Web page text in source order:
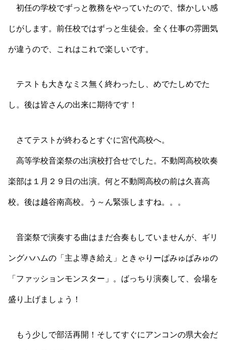
初任の学校でずっと教務をやっていたので、懐かしい感
じがします。前任校ではずっと生徒会。全く仕事の雰囲気
が違うので、これはこれで楽しいです。
テストも大きなミス無く終わったし、めでたしめでた
し。後は皆さんの出来に期待です！
さてテストが終わるとすぐに宮代高校へ。
高等学校音楽祭の出演校打合せでした。不動岡高校吹奏
楽部は１月２９日の出演。何と不動岡高校の前は久喜高
校。後は越谷南高校。う～ん緊張しますね。。。
音楽祭で演奏する曲はまだ合奏もしていませんが、ギリ
ングハハムの「主よ導き給え」ときゃりーぱみゅぱみゅの
「ファッションモンスター」。ばっちり演奏して、会場を
盛り上げましょう！
もう少しで部活再開！そしてすぐにアンコンの県大会だ